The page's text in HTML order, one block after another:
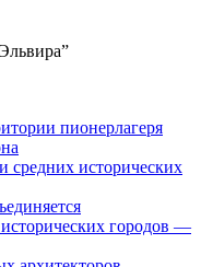
пионерлагеря
средних исторических
городов —